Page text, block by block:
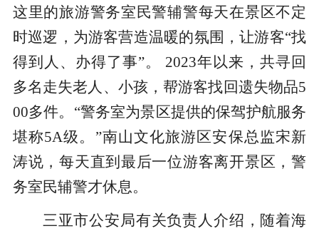
这里的旅游警务室民警辅警每天在景区不定
时巡逻，为游客营造温暖的氛围，让游客“找
得到人、办得了事”。 2023年以来，共寻回
多名走失老人、小孩，帮游客找回遗失物品5
00多件。“警务室为景区提供的保驾护航服务
堪称5A级。”南山文化旅游区安保总监宋新
涛说，每天直到最后一位游客离开景区，警
务室民辅警才休息。
三亚市公安局有关负责人介绍，随着海